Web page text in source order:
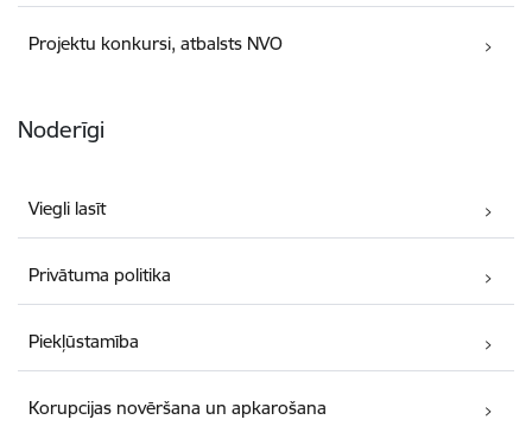
Projektu konkursi, atbalsts NVO
Noderīgi
Viegli lasīt
Privātuma politika
Piekļūstamība
Korupcijas novēršana un apkarošana